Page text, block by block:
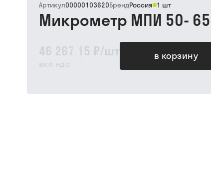
46 267,15 ₽/шт
вкл ндс
в корзину
Артикул00000103620БрендРоссия 1 шт
Микрометр МПИ 50- 65